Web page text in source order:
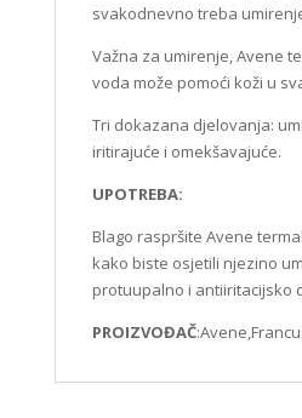
svakodnevno treba
Važna za umirenje, Avene
voda može pomoći koži u
Tri dokazana djelovanja:
iritirajuće i omekšavajuće.
UPOTREBA:
Blago raspršite Avene
kako biste osjetili njezino
protuupalno i antiiritacijsko
PROIZVOĐAČ